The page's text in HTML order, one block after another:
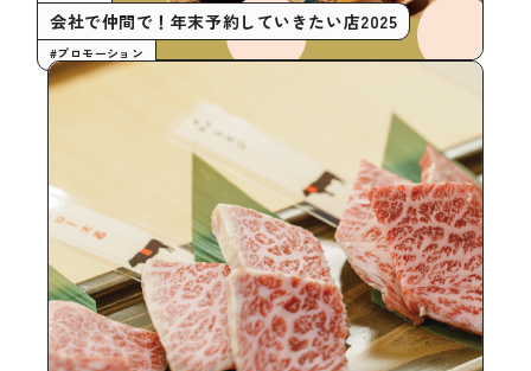
会社で仲間で！年末予約していきたい店2025
#プロモーション